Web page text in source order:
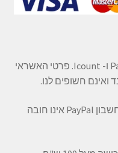
תשלום מאובטח באמצעות PayPal ו- Icount. פרטי האשראי
חשופים לנו.
. חשבון PayPal אינו חובה